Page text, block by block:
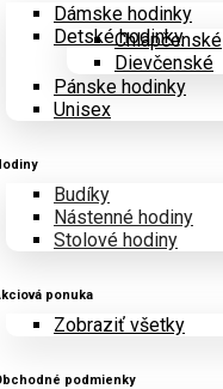
Dámske hodinky
Detské hodinky
Chlapčenské
Dievčenské
Pánske hodinky
Unisex
Budíky
Nástenné hodiny
Stolové hodiny
ponuka
Zobraziť všetky
podmienky